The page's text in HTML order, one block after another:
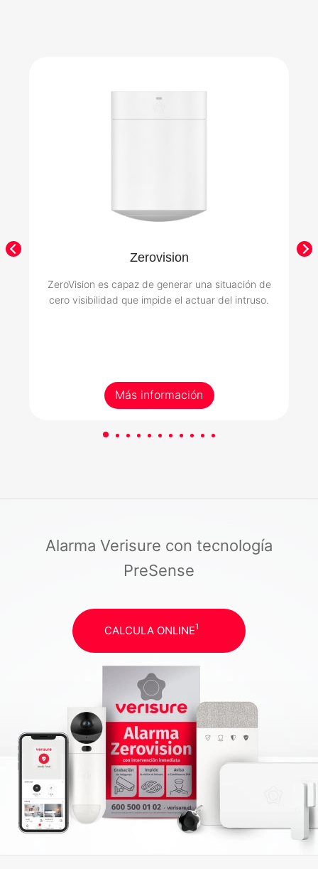
Zerovision
ZeroVision es capaz de generar una situación de
cero visibilidad que impide el actuar del intruso.
Más información
Alarma Verisure con tecnología
PreSense
CALCULA ONLINE1